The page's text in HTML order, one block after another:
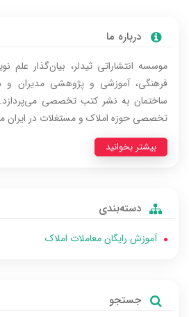
درباره‌ ما
موسسه انتشاراتی ثیدلر، بیان‌گذار علم
فرهنگی، آموزشی و پژوهشی مدیران
ساختمان به نشر کتب تخصصی می‌پردازد.
تخصصی حوزه املاک و مستغلات در ایران
بیشتر بخوانید
دسته‌بندی
آموزش رایگان معاملات املاک
جستجو